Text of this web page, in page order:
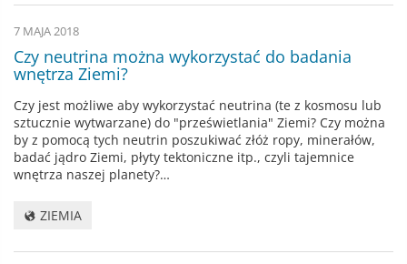
7 MAJA 2018
Czy neutrina można wykorzystać do badania
wnętrza Ziemi?
Czy jest możliwe aby wykorzystać neutrina (te z kosmosu lub
sztucznie wytwarzane) do "prześwietlania" Ziemi? Czy można
by z pomocą tych neutrin poszukiwać złóż ropy, minerałów,
badać jądro Ziemi, płyty tektoniczne itp., czyli tajemnice
wnętrza naszej planety?…
ZIEMIA